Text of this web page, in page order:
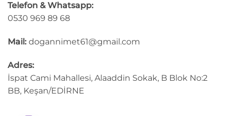
Telefon & Whatsapp:
0530 969 89 68
Mail: dogannimet61@gmail.com
Adres:
İspat Cami Mahallesi, Alaaddin Sokak, B Blok No:2
BB, Keşan/EDİRNE